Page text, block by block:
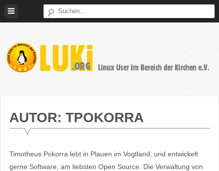
Bereich
AUTOR: TPOKORRA
Timotheus Pokorra lebt in Plauen im Vogtland, und entwickelt
gerne Software, am liebsten Open Source. Die Verwaltung von